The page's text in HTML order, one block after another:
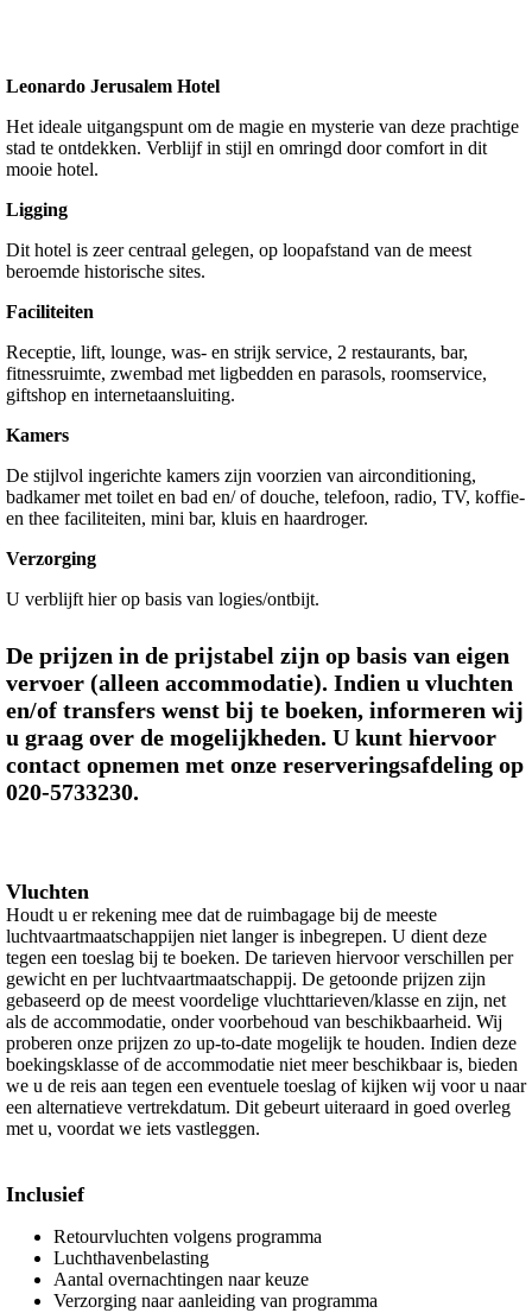
Leonardo Jerusalem Hotel
Het ideale uitgangspunt om de magie en mysterie van deze prachtige
stad te ontdekken. Verblijf in stijl en omringd door comfort in dit
mooie hotel.
Ligging
Dit hotel is zeer centraal gelegen, op loopafstand van de meest
beroemde historische sites.
Faciliteiten
Receptie, lift, lounge, was- en strijk service, 2 restaurants, bar,
fitnessruimte, zwembad met ligbedden en parasols, roomservice,
giftshop en internetaansluiting.
Kamers
De stijlvol ingerichte kamers zijn voorzien van airconditioning,
badkamer met toilet en bad en/ of douche, telefoon, radio, TV, koffie-
en thee faciliteiten, mini bar, kluis en haardroger.
Verzorging
U verblijft hier op basis van logies/ontbijt.
De prijzen in de prijstabel zijn op basis van eigen
vervoer (alleen accommodatie). Indien u vluchten
en/of transfers wenst bij te boeken, informeren wij
u graag over de mogelijkheden. U kunt hiervoor
contact opnemen met onze reserveringsafdeling op
020-5733230.
Vluchten
Houdt u er rekening mee dat de ruimbagage bij de meeste
luchtvaartmaatschappijen niet langer is inbegrepen. U dient deze
tegen een toeslag bij te boeken. De tarieven hiervoor verschillen per
gewicht en per luchtvaartmaatschappij. De getoonde prijzen zijn
gebaseerd op de meest voordelige vluchttarieven/klasse en zijn, net
als de accommodatie, onder voorbehoud van beschikbaarheid. Wij
proberen onze prijzen zo up-to-date mogelijk te houden. Indien deze
boekingsklasse of de accommodatie niet meer beschikbaar is, bieden
we u de reis aan tegen een eventuele toeslag of kijken wij voor u naar
een alternatieve vertrekdatum. Dit gebeurt uiteraard in goed overleg
met u, voordat we iets vastleggen.
Inclusief
Retourvluchten volgens programma
Luchthavenbelasting
Aantal overnachtingen naar keuze
Verzorging naar aanleiding van programma